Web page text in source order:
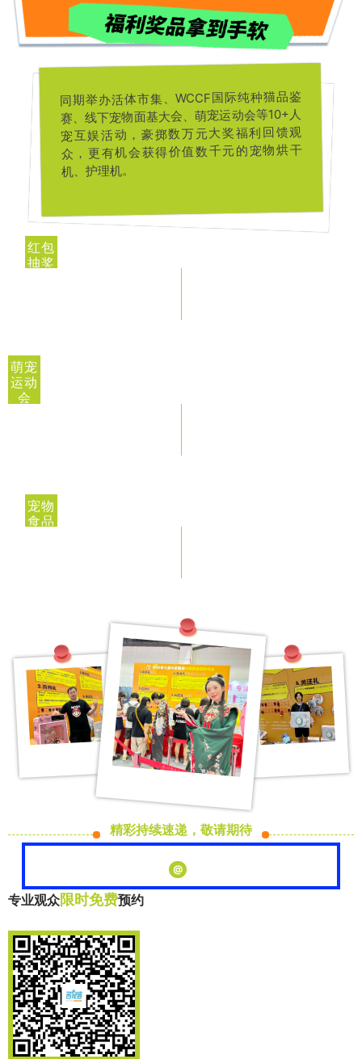
同期举办活体市集、WCCF国际纯种猫品鉴
赛、线下宠物面基大会、萌宠运动会等10+人
宠互娱活动，豪掷数万元大奖福利回馈观
众，更有机会获得价值数千元的宠物烘干
机、护理机。
红包
抽奖
萌宠
运动
会
宠物
食品
精彩持续速递，敬请期待
@
专业观众限时免费预约